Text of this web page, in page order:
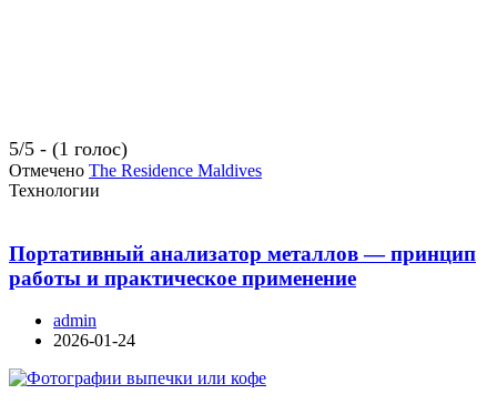
5/5 - (1 голос)
Отмечено The Residence Maldives
Технологии
Портативный анализатор металлов — принцип
работы и практическое применение
admin
2026-01-24